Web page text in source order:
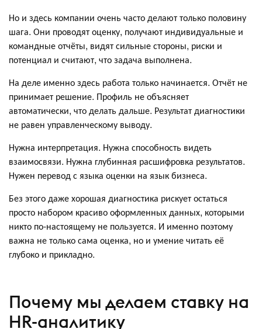
Но и здесь компании очень часто делают только половину
шага. Они проводят оценку, получают индивидуальные и
командные отчёты, видят сильные стороны, риски и
потенциал и считают, что задача выполнена.
На деле именно здесь работа только начинается. Отчёт не
принимает решение. Профиль не объясняет
автоматически, что делать дальше. Результат диагностики
не равен управленческому выводу.
Нужна интерпретация. Нужна способность видеть
взаимосвязи. Нужна глубинная расшифровка результатов.
Нужен перевод с языка оценки на язык бизнеса.
Без этого даже хорошая диагностика рискует остаться
просто набором красиво оформленных данных, которыми
никто по-настоящему не пользуется. И именно поэтому
важна не только сама оценка, но и умение читать её
глубоко и прикладно.
Почему мы делаем ставку на
HR-аналитику